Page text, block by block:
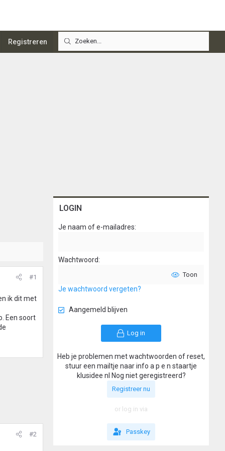
Registreren
#1
ik dit met
Een soort
#2
LOGIN
Je naam of e-mailadres
Wachtwoord
Toon
Je wachtwoord vergeten?
Aangemeld blijven
Log in
Heb je problemen met wachtwoorden of reset,
stuur een mailtje naar info a p e n staartje
klusidee nl Nog niet geregistreerd?
Registreer nu
or log in via
Passkey